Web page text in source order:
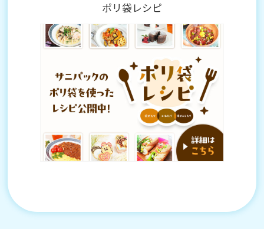
ポリ袋レシピ